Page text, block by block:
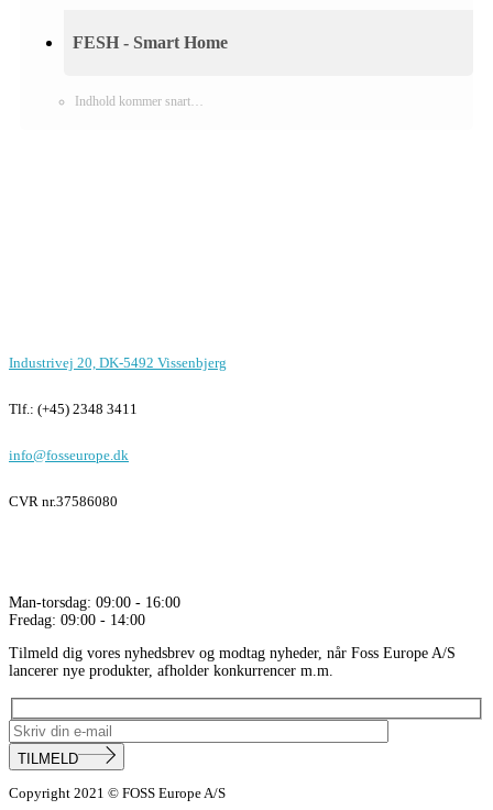
FESH - Smart Home
Indhold kommer snart…
Industrivej 20, DK-5492 Vissenbjerg
Tlf.: (+45) 2348 3411
info@fosseurope.dk
CVR nr.37586080
Man-torsdag: 09:00 - 16:00
Fredag: 09:00 - 14:00
Tilmeld dig vores nyhedsbrev og modtag nyheder, når Foss Europe A/S
lancerer nye produkter, afholder konkurrencer m.m.
TILMELD
Copyright 2021 © FOSS Europe A/S